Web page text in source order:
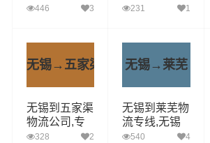
多少钱，几天
446 3
锡到嘉峪关货
231 1
无锡→五家渠
无锡到五家渠
物流公司,专
线运输(安全
328 2
无锡→莱芜
无锡到莱芜物
流专线,无锡
物流公司,莱
540 4